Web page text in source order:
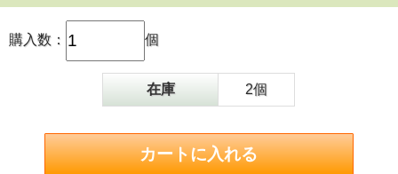
購入数： 個
在庫 2個